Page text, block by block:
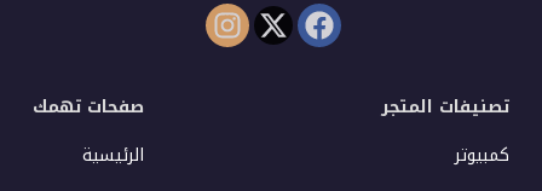
تصنيفات المتجر
كمبيوتر
صفحات تهمك
الرئيسية